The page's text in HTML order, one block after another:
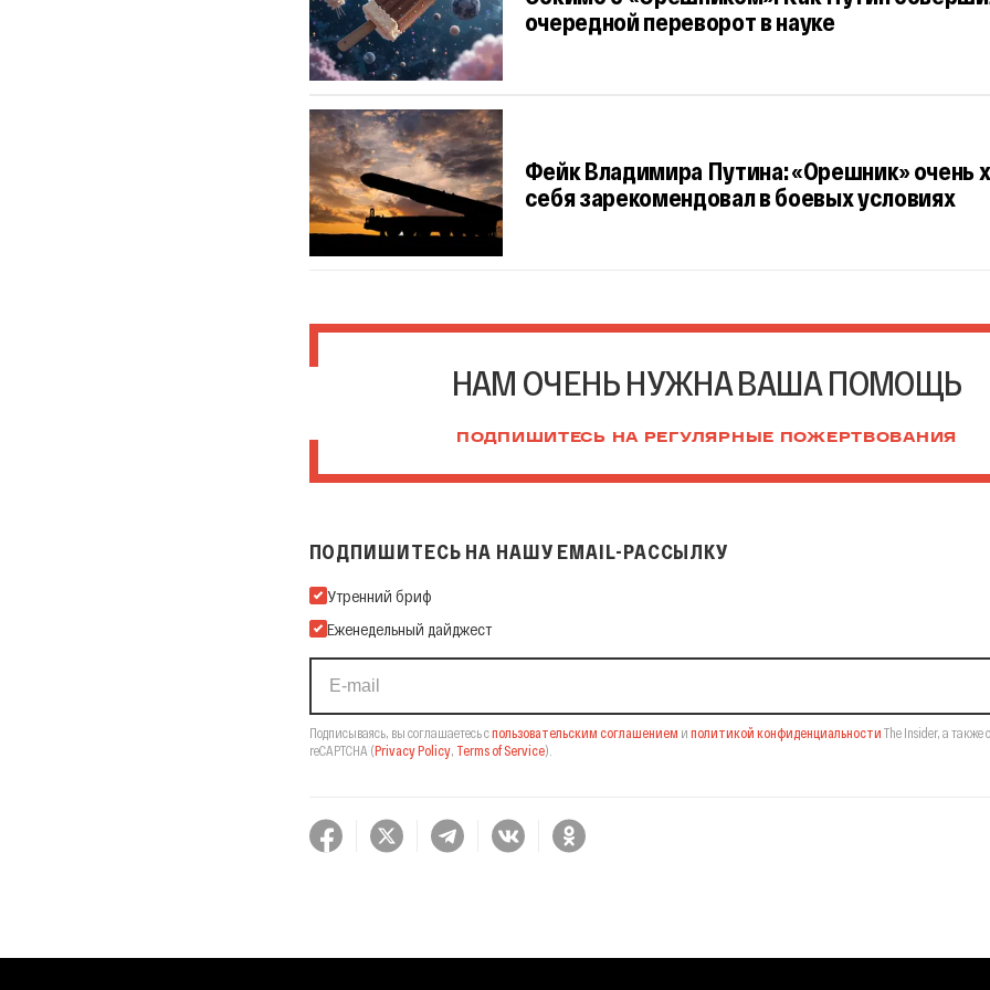
очередной переворот в науке
Фейк Владимира Путина: «Орешник» очень
себя зарекомендовал в боевых условиях
НАМ ОЧЕНЬ НУЖНА ВАША ПОМОЩЬ
ПОДПИШИТЕСЬ НА РЕГУЛЯРНЫЕ ПОЖЕРТВОВАНИЯ
ПОДПИШИТЕСЬ НА НАШУ EMAIL-РАССЫЛКУ
Подпишитесь на нашу Email-рассылку
Утренний бриф
Еженедельный дайджест
Подписываясь, вы соглашаетесь спользовательским соглашением и политикой конфиденциальности The Insider, а также
reCAPTCHA (Privacy Policy, Terms of Service).